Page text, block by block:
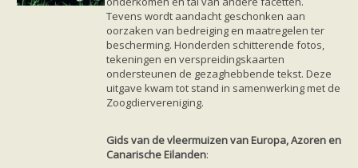
Tevens wordt aandacht geschonken aan
oorzaken van bedreiging en maatregelen ter
bescherming. Honderden schitterende fotos,
tekeningen en verspreidingskaarten
ondersteunen de gezaghebbende tekst. Deze
uitgave kwam tot stand in samenwerking met de
Zoogdiervereniging.
Gids van de vleermuizen van Europa, Azoren en
Canarische Eilanden: